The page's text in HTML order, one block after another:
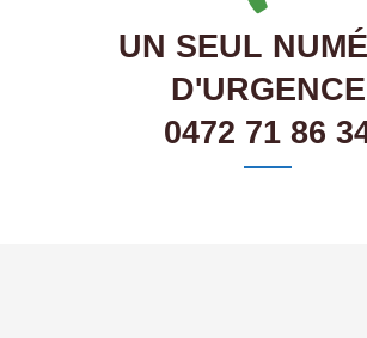
UN SEUL
D'URGENCE
0472 71 86